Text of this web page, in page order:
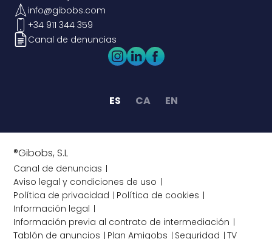
info@gibobs.com
+34 911 344 359
Canal de denuncias
ES CA EN
®Gibobs, S.L
Canal de denuncias
Aviso legal y condiciones de uso
Política de privacidad
Política de cookies
Información legal
Información previa al contrato de intermediación
Tablón de anuncios
Plan Amigobs Seguridad TV